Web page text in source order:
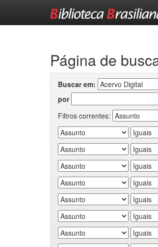
Página de
Buscar em:
por
Filtros correntes: